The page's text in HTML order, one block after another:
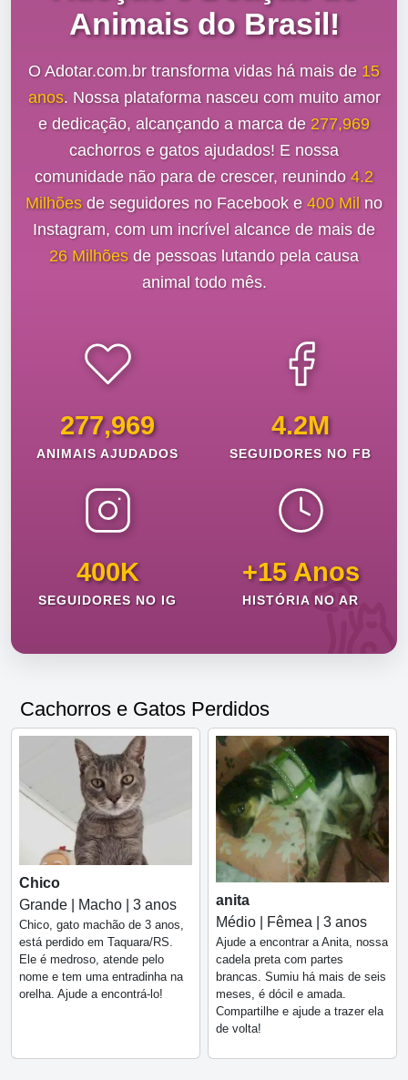
Animais do Brasil!
O Adotar.com.br transforma vidas há mais de 15
anos. Nossa plataforma nasceu com muito amor
e dedicação, alcançando a marca de 277,969
cachorros e gatos ajudados! E nossa
comunidade não para de crescer, reunindo 4.2
Milhõesde seguidores no Facebook e 400 Mil no
Instagram, com um incrível alcance de mais de
26 Milhõesde pessoas lutando pela causa
animal todo mês.
277,969
ANIMAIS AJUDADOS
4.2M
SEGUIDORES NO FB
400K
SEGUIDORES NO IG
+15 Anos
HISTÓRIA NO AR
Cachorros e Gatos Perdidos
Chico
Grande | Macho | 3 anos
Chico, gato machão de 3 anos,
está perdido em Taquara/RS.
Ele é medroso, atende pelo
nome e tem uma entradinha na
orelha. Ajude a encontrá-lo!
anita
Médio | Fêmea | 3 anos
Ajude a encontrar a Anita, nossa
cadela preta com partes
brancas. Sumiu há mais de seis
meses, é dócil e amada.
Compartilhe e ajude a trazer ela
de volta!